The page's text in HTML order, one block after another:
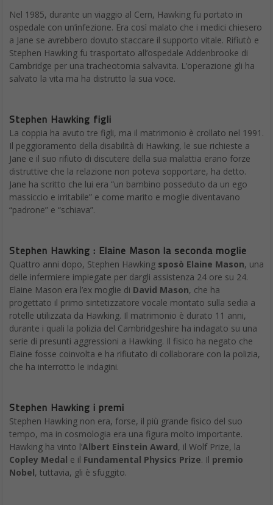
Nel 1985, durante un viaggio al Cern, Hawking fu portato in
ospedale con un’infezione. Era così malato che i medici chiesero
a Jane se avrebbero dovuto staccare il supporto vitale. Rifiutò e
Stephen Hawking fu trasportato all’ospedale Addenbrooke di
Cambridge per una tracheotomia salvavita. L’operazione gli ha
salvato la vita ma ha distrutto la sua voce.
Stephen Hawking figli
La coppia ha avuto tre figli, ma il matrimonio è crollato nel 1991.
Il peggioramento della disabilità di Hawking, le sue richieste a
Jane e il suo rifiuto di discutere della sua malattia erano forze
distruttive che la relazione non poteva sopportare, ha detto.
Jane ha scritto che lui era “un bambino posseduto da un ego
massiccio e irritabile” e come marito e moglie diventavano
“padrone” e “schiava”.
Stephen Hawking : Elaine Mason la seconda moglie
Quattro anni dopo, Stephen Hawking sposò Elaine Mason, una
delle infermiere impiegate per dargli assistenza 24 ore su 24.
Elaine Mason era l’ex moglie di David Mason, che ha
progettato il primo sintetizzatore vocale montato sulla sedia a
rotelle utilizzata da Hawking. Il matrimonio è durato 11 anni,
durante i quali la polizia del Cambridgeshire ha indagato su una
serie di presunti aggressioni a Hawking. Il fisico ha negato che
Elaine fosse coinvolta e ha rifiutato di collaborare con la polizia,
che ha interrotto le indagini.
Stephen Hawking i premi
Stephen Hawking non era, forse, il più grande fisico del suo
tempo, ma in cosmologia era una figura molto importante.
Hawking ha vinto l’Albert Einstein Award, il Wolf Prize, la
Copley Medal e il Fundamental Physics Prize. Il premio
Nobel, tuttavia, gli è sfuggito.